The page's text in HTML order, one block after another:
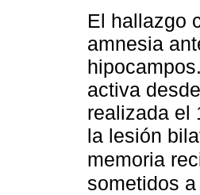
El hallazgo
amnesia
activa
realizada el
la lesión
memoria
sometidos